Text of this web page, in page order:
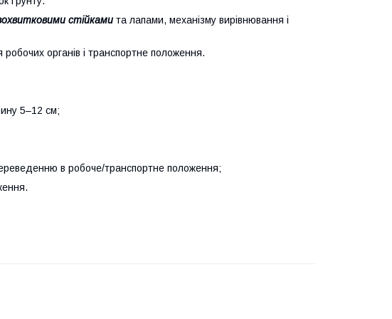
стійками та лапами, механізму вирівнювання і
органів і транспортне положення.
5–12 см;
в робоче/транспортне положення;